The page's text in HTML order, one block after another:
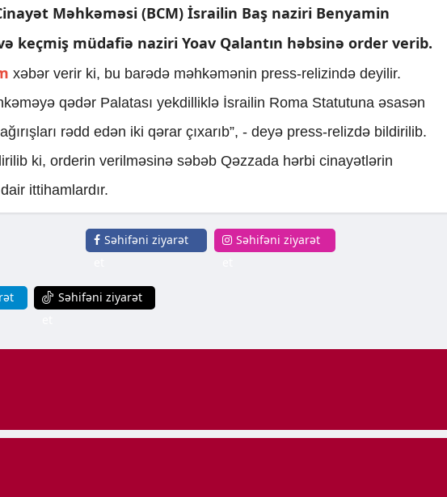
Məhkəməsi (BCM) İsrailin Baş naziri Benyamin
keçmiş müdafiə naziri Yoav Qalantın həbsinə order verib.
xəbər verir ki, bu barədə məhkəmənin press-relizində deyilir.
qədər Palatası yekdilliklə İsrailin Roma Statutuna əsasən
rədd edən iki qərar çıxarıb”, - deyə press-relizdə bildirilib.
ki, orderin verilməsinə səbəb Qəzzada hərbi cinayətlərin
ittihamlardır.
Səhifəni ziyarət
Səhifəni ziyarət
Səhifəni ziyarət